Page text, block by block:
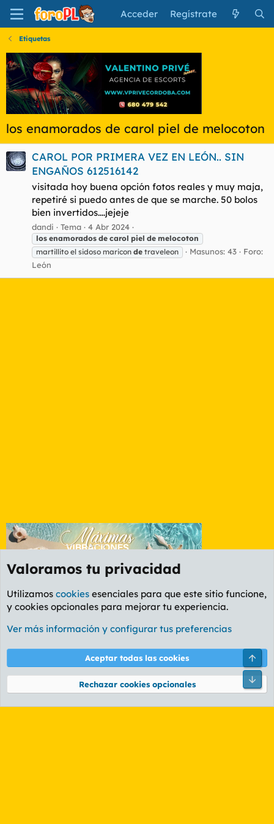
Acceder Regístrate
Etiquetas
los enamorados de carol piel de melocoton
CAROL POR PRIMERA VEZ EN LEÓN.. SIN
ENGAÑOS 612516142
visitada hoy buena opción fotos reales y muy maja,
repetiré si puedo antes de que se marche. 50 bolos
bien invertidos....jejeje
dandi Tema 4 Abr 2024
los enamorados de carol piel de melocoton
martillito el sidoso maricon de traveleon Masunos: 43
Foro:
León
Etiquetas
Cookies
PL OLDSTYLE AMARILLO
Términos y reglas Política de privacidad Ayuda
Community platform by XenForo® © 2010-2026 XenForo Ltd.
Valoramos tu privacidad
Utilizamos cookies esenciales para que este sitio funcione,
y cookies opcionales para mejorar tu experiencia.
Ver más información y configurar tus preferencias
Aceptar todas las cookies
Rechazar cookies opcionales
Pie